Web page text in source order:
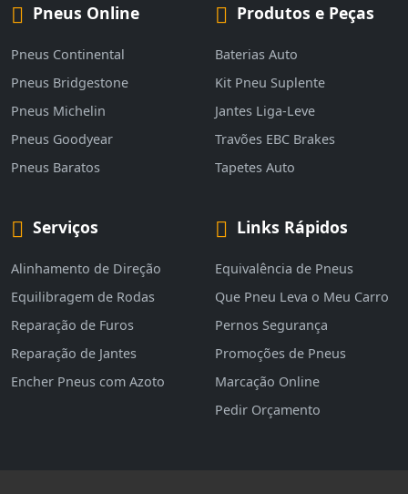
Pneus Online
Pneus Continental
Pneus Bridgestone
Pneus Michelin
Pneus Goodyear
Pneus Baratos
Produtos e Peças
Baterias Auto
Kit Pneu Suplente
Jantes Liga-Leve
Travões EBC Brakes
Tapetes Auto
Serviços
Alinhamento de Direção
Equilibragem de Rodas
Reparação de Furos
Reparação de Jantes
Encher Pneus com Azoto
Links Rápidos
Equivalência de Pneus
Que Pneu Leva o Meu Carro
Pernos Segurança
Promoções de Pneus
Marcação Online
Pedir Orçamento